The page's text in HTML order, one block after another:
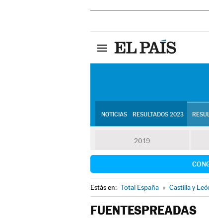
NOTICIAS RESULTADOS 2023
2019
Estás en: Total España » Castilla y
FUENTESPREADAS